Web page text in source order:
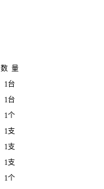
数 量
1台
1台
1个
1支
1支
1支
1个